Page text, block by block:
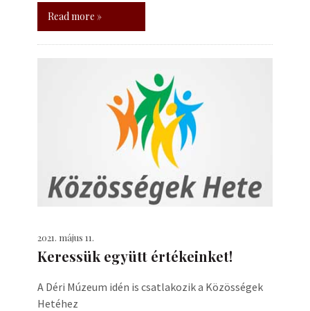
Read more »
2021. május 11.
Keressük együtt értékeinket!
A Déri Múzeum idén is csatlakozik a Közösségek
Hetéhez